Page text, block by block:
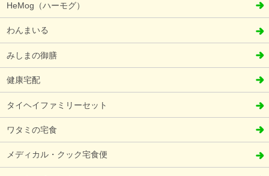
HeMog（ハーモグ）
わんまいる
みしまの御膳
健康宅配
タイヘイファミリーセット
ワタミの宅食
メディカル・クック宅食便